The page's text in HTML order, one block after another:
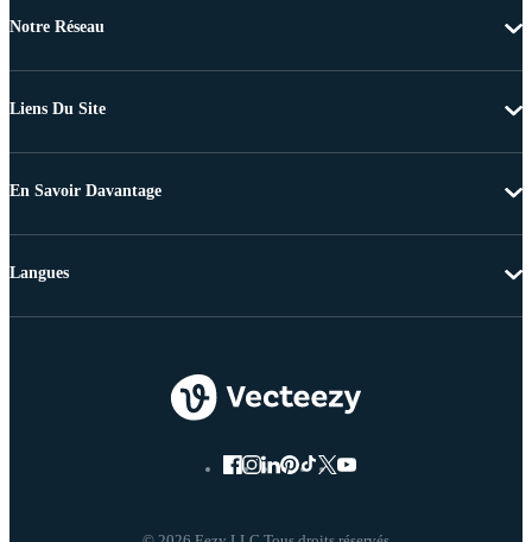
Notre Réseau
Liens Du Site
En Savoir Davantage
Langues